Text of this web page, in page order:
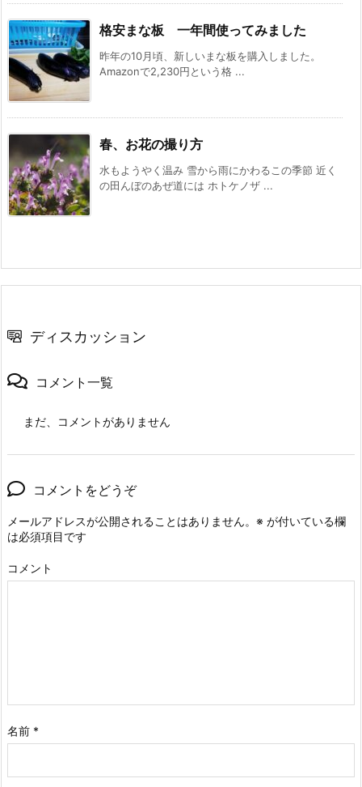
格安まな板 一年間使ってみました
昨年の10月頃、新しいまな板を購入しました。
Amazonで2,230円という格 ...
春、お花の撮り方
水もようやく温み 雪から雨にかわるこの季節 近く
の田んぼのあぜ道には ホトケノザ ...
ディスカッション
コメント一覧
まだ、コメントがありません
コメントをどうぞ
メールアドレスが公開されることはありません。 ※ が付いている欄
は必須項目です
コメント
名前 *